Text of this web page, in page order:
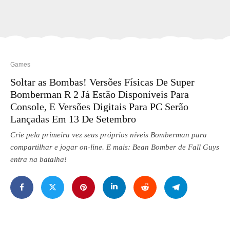
Games
Soltar as Bombas! Versões Físicas De Super
Bomberman R 2 Já Estão Disponíveis Para
Console, E Versões Digitais Para PC Serão
Lançadas Em 13 De Setembro
Crie pela primeira vez seus próprios níveis Bomberman para
compartilhar e jogar on-line. E mais: Bean Bomber de Fall Guys
entra na batalha!